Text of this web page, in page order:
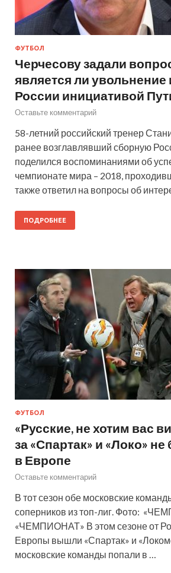
ФУТБОЛ
Черчесову задали
является ли увольнение
России инициативой
Оставьте комментарий
58-летний российский тренер
ранее возглавлявший сборную
поделился воспоминаниями об
чемпионате мира – 2018,
также ответил на вопросы об
ПОДРОБНЕЕ
ФУТБОЛ
«Русские, не хотим вас
за «Спартак» и «Локо»
в Европе
Оставьте комментарий
В тот сезон обе московские
соперников из топ-лиг. Фото:
«ЧЕМПИОНАТ» В этом сезоне от
Европы вышли «Спартак» и
московские команды попали в …